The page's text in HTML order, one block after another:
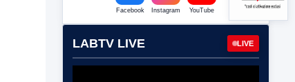
Facebook Instagram YouTube
LABTV LIVE LIVE